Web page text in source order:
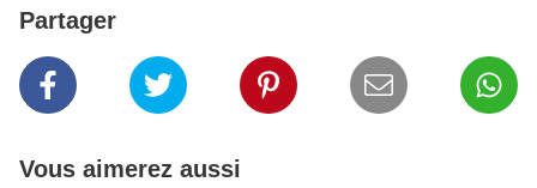
Partager
Vous aimerez aussi